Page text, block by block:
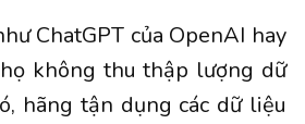
ChatGPT của OpenAI hay
không thu thập lượng dữ
hãng tận dụng các dữ liệu